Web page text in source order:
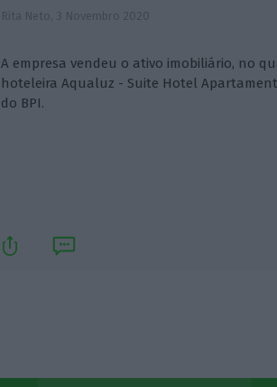
Rita Neto, 3 Novembro 2020
A empresa vendeu o ativo imobiliário, no
hoteleira Aqualuz - Suite Hotel
do BPI.